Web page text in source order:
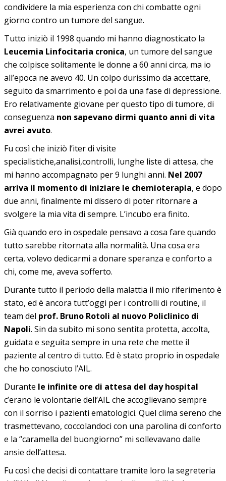
condividere la mia esperienza con chi combatte ogni
giorno contro un tumore del sangue.
Tutto iniziò il 1998 quando mi hanno diagnosticato la
Leucemia Linfocitaria cronica, un tumore del sangue
che colpisce solitamente le donne a 60 anni circa, ma io
all’epoca ne avevo 40. Un colpo durissimo da accettare,
seguito da smarrimento e poi da una fase di depressione.
Ero relativamente giovane per questo tipo di tumore, di
conseguenza non sapevano dirmi quanto anni di vita
avrei avuto.
Fu così che iniziò l’iter di visite
specialistiche,analisi,controlli, lunghe liste di attesa, che
mi hanno accompagnato per 9 lunghi anni. Nel 2007
arriva il momento di iniziare le chemioterapia, e dopo
due anni, finalmente mi dissero di poter ritornare a
svolgere la mia vita di sempre. L’incubo era finito.
Già quando ero in ospedale pensavo a cosa fare quando
tutto sarebbe ritornata alla normalità. Una cosa era
certa, volevo dedicarmi a donare speranza e conforto a
chi, come me, aveva sofferto.
Durante tutto il periodo della malattia il mio riferimento è
stato, ed è ancora tutt’oggi per i controlli di routine, il
team del prof. Bruno Rotoli al nuovo Policlinico di
Napoli. Sin da subito mi sono sentita protetta, accolta,
guidata e seguita sempre in una rete che mette il
paziente al centro di tutto. Ed è stato proprio in ospedale
che ho conosciuto l’AIL.
Durante le infinite ore di attesa del day hospital
c’erano le volontarie dell’AIL che accoglievano sempre
con il sorriso i pazienti ematologici. Quel clima sereno che
trasmettevano, coccolandoci con una parolina di conforto
e la “caramella del buongiorno” mi sollevavano dalle
ansie dell’attesa.
Fu così che decisi di contattare tramite loro la segreteria